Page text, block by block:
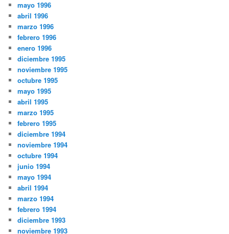
mayo 1996
abril 1996
marzo 1996
febrero 1996
enero 1996
diciembre 1995
noviembre 1995
octubre 1995
mayo 1995
abril 1995
marzo 1995
febrero 1995
diciembre 1994
noviembre 1994
octubre 1994
junio 1994
mayo 1994
abril 1994
marzo 1994
febrero 1994
diciembre 1993
noviembre 1993